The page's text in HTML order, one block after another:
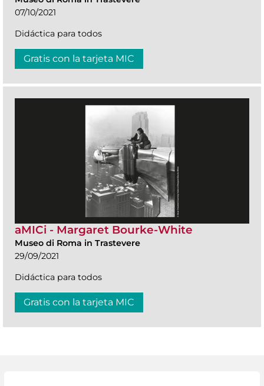
07/10/2021
Didáctica para todos
Gratis con la tarjeta MIC
aMICi - Margaret Bourke-White
Museo di Roma in Trastevere
29/09/2021
Didáctica para todos
Gratis con la tarjeta MIC